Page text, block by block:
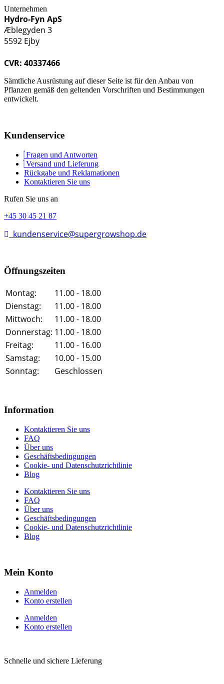
Unternehmen
Hydro-Fyn ApS
Æblegyden 3
5592 Ejby
CVR: 40337466
Sämtliche Ausrüstung auf dieser Seite ist für den Anbau von
Pflanzen gemäß den geltenden Vorschriften und Bestimmungen
entwickelt.
Kundenservice
Fragen und Antworten
Versand und Lieferung
Rückgabe und Reklamationen
Kontaktieren Sie uns
Rufen Sie uns an
+45 30 45 21 87
kundenservice@supergrowshop.de
Öffnungszeiten
Montag:
11.00 - 18.00
Dienstag:
11.00 - 18.00
Mittwoch:
11.00 - 18.00
Donnerstag: 11.00 - 18.00
Freitag:
11.00 - 16.00
Samstag:
10.00 - 15.00
Sonntag:
Geschlossen
Information
Kontaktieren Sie uns
FAQ
Über uns
Geschäftsbedingungen
Cookie- und Datenschutzrichtlinie
Blog
Kontaktieren Sie uns
FAQ
Über uns
Geschäftsbedingungen
Cookie- und Datenschutzrichtlinie
Blog
Mein Konto
Anmelden
Konto erstellen
Anmelden
Konto erstellen
Schnelle und sichere Lieferung